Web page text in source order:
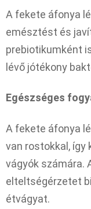
A fekete áfonya
emésztést és
prebiotikumként
lévő jótékony
Egészséges
A fekete áfonya
van rostokkal, így
vágyók számára.
elteltségérzetet
étvágyat.